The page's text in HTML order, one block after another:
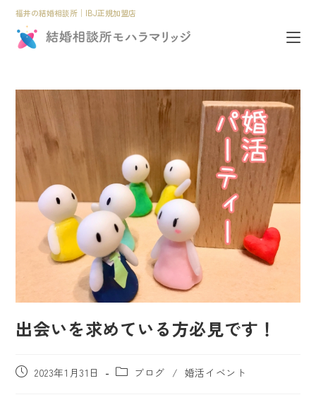
福井の結婚相談所│IBJ正規加盟店
出会いを求めている方必見です！
2023年1月31日 ブログ / 婚活イベント